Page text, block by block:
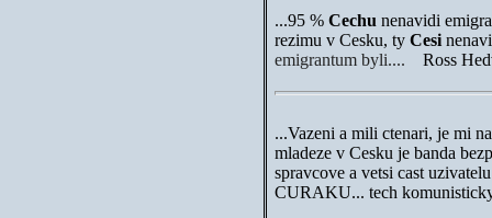
...95 % Cechu nenavidi
rezimu v Cesku, ty Cesi
emigrantum byli.... Ross
...Vazeni a mili ctenari, je mi
mladeze v Cesku je banda
spravcove a vetsi cast
CURAKU... tech